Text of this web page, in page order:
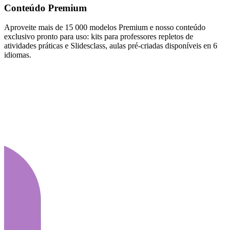
Conteúdo Premium
Aproveite mais de 15 000 modelos Premium e nosso conteúdo
exclusivo pronto para uso: kits para professores repletos de
atividades práticas e Slidesclass, aulas pré-criadas disponíveis en 6
idiomas.